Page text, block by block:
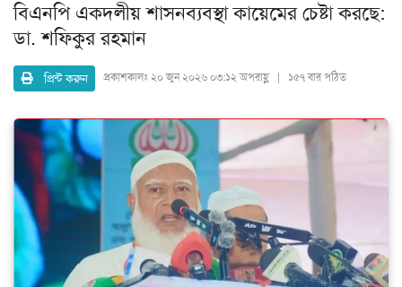
বিএনপি একদলীয় শাসনব্যবস্থা কায়েমের চেষ্টা করছে:
ডা. শফিকুর রহমান
প্রিন্ট করুন প্রকাশকালঃ ২০ জুন ২০২৬ ০৩:১২ অপরাহ্ণ | ১৫৭ বার পঠিত